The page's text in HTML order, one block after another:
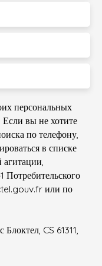
персональных
Если вы не хотите
по телефону,
в списке
Потребительского
или по
CS 61311,